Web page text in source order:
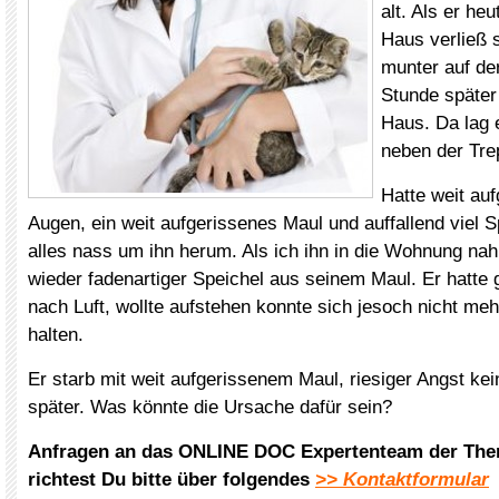
alt. Als er
Haus verließ
munter auf
Stunde
Haus. Da lag
neben der
Hatte weit
Augen, ein weit aufgerissenes Maul und auffallend viel
alles nass um ihn herum. Als ich ihn in die Wohnung
wieder fadenartiger Speichel aus seinem Maul. Er hatte
nach Luft, wollte aufstehen konnte sich jesoch nicht
halten.
Er starb mit weit aufgerissenem Maul, riesiger Angst
später. Was könnte die Ursache dafür sein?
Anfragen an das ONLINE DOC Expertenteam der
richtest Du bitte über folgendes >> Kontaktformular